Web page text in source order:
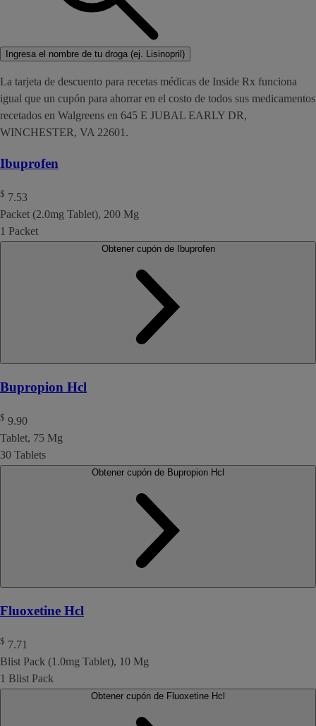
Ingresa el nombre de tu droga (ej. Lisinopril)
La tarjeta de descuento para recetas médicas de Inside Rx funciona
igual que un cupón para ahorrar en el costo de todos sus medicamentos
recetados en Walgreens en 645 E JUBAL EARLY DR,
WINCHESTER, VA 22601.
Ibuprofen
$ 7.53
Packet (2.0mg Tablet), 200 Mg
1 Packet
Obtener cupón de Ibuprofen
Bupropion Hcl
$ 9.90
Tablet, 75 Mg
30 Tablets
Fluoxetine Hcl
$ 7.71
Blist Pack (1.0mg Tablet), 10 Mg
1 Blist Pack